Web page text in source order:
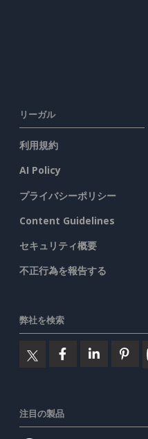
リーガル
利用規約
AI Policy
プライバシーポリシー
Content Guidelines
セキュリティ概要
不正行為を報告する
弊社を検索
注目の製品